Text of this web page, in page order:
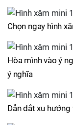
Chọn ngay hình
Hòa mình vào ý
ý nghĩa
Dẫn dắt xu